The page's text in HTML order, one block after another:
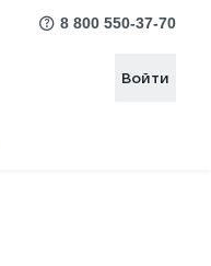
8 800 550-37-70
Войти